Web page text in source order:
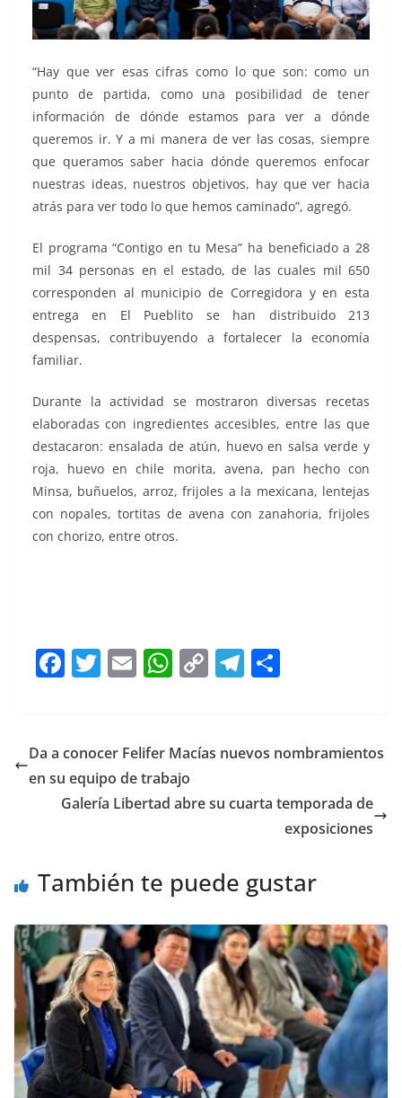
“Hay que ver esas cifras como lo que son: como un
punto de partida, como una posibilidad de tener
información de dónde estamos para ver a dónde
queremos ir. Y a mi manera de ver las cosas, siempre
que queramos saber hacia dónde queremos enfocar
nuestras ideas, nuestros objetivos, hay que ver hacia
atrás para ver todo lo que hemos caminado”, agregó.
El programa “Contigo en tu Mesa” ha beneficiado a 28
mil 34 personas en el estado, de las cuales mil 650
corresponden al municipio de Corregidora y en esta
entrega en El Pueblito se han distribuido 213
despensas, contribuyendo a fortalecer la economía
familiar.
Durante la actividad se mostraron diversas recetas
elaboradas con ingredientes accesibles, entre las que
destacaron: ensalada de atún, huevo en salsa verde y
roja, huevo en chile morita, avena, pan hecho con
Minsa, buñuelos, arroz, frijoles a la mexicana, lentejas
con nopales, tortitas de avena con zanahoria, frijoles
con chorizo, entre otros.
F
e
b
o
T
er
E
l
W
s
A
p
C
y
n
T
gr
m
e
Da a conocer Felifer Macías nuevos nombramientos
en su equipo de trabajo
Galería Libertad abre su cuarta temporada de
exposiciones
También te puede gustar